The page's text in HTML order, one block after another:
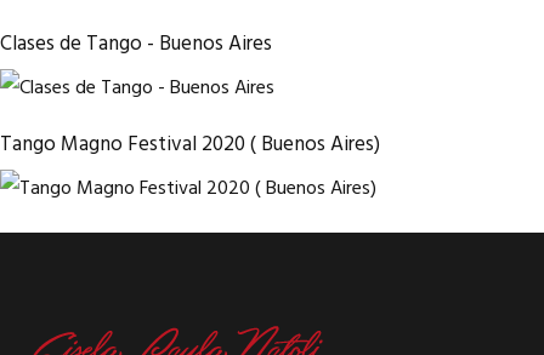
Clases de Tango - Buenos Aires
Tango Magno Festival 2020 ( Buenos Aires)